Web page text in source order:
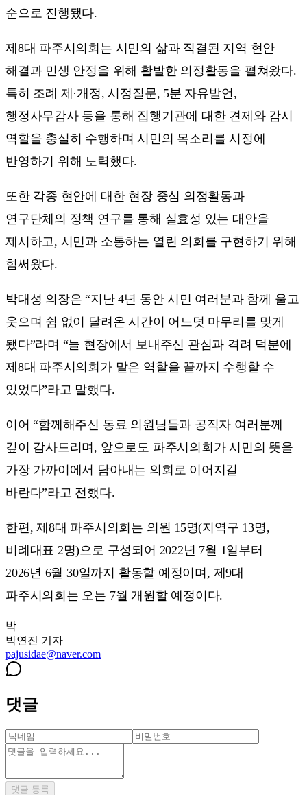
순으로 진행됐다.
제8대 파주시의회는 시민의 삶과 직결된 지역 현안
해결과 민생 안정을 위해 활발한 의정활동을 펼쳐왔다.
특히 조례 제·개정, 시정질문, 5분 자유발언,
행정사무감사 등을 통해 집행기관에 대한 견제와 감시
역할을 충실히 수행하며 시민의 목소리를 시정에
반영하기 위해 노력했다.
또한 각종 현안에 대한 현장 중심 의정활동과
연구단체의 정책 연구를 통해 실효성 있는 대안을
제시하고, 시민과 소통하는 열린 의회를 구현하기 위해
힘써왔다.
박대성 의장은 “지난 4년 동안 시민 여러분과 함께 울고
웃으며 쉼 없이 달려온 시간이 어느덧 마무리를 맞게
됐다”라며 “늘 현장에서 보내주신 관심과 격려 덕분에
제8대 파주시의회가 맡은 역할을 끝까지 수행할 수
있었다”라고 말했다.
이어 “함께해주신 동료 의원님들과 공직자 여러분께
깊이 감사드리며, 앞으로도 파주시의회가 시민의 뜻을
가장 가까이에서 담아내는 의회로 이어지길
바란다”라고 전했다.
한편, 제8대 파주시의회는 의원 15명(지역구 13명,
비례대표 2명)으로 구성되어 2022년 7월 1일부터
2026년 6월 30일까지 활동할 예정이며, 제9대
파주시의회는 오는 7월 개원할 예정이다.
박
박연진 기자
pajusidae@naver.com
댓글
댓글 등록